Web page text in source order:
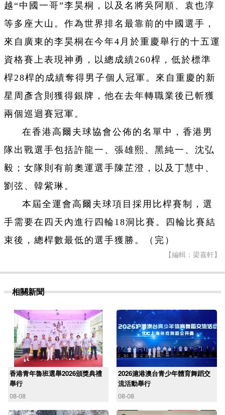
越“中國一哥”李昊桐，以及名將吳阿順、袁也淳
等多座大山。作為世界排名最靠前的中國選手，
來自廣東的李昊桐在今年4月於重慶舉行的十五運
資格賽上表現神勇，以總成績260桿，低於標準
桿28桿的成績奪得男子個人冠軍。來自重慶的新
星周彥含則獲得銀牌，他在去年轉職業後已斬獲
兩個巡迴賽冠軍。
在香港高爾夫球協會公佈的名單中，香港男
隊出戰選手包括許龍一、張雄熙、黑純一、沈弘
毅；女隊則有前奧運選手陳芷澄，以及丁慧中、
劉弦、韓紫琳。
本屆全運會高爾夫球項目採用比桿賽制，選
手需要在四天內進行四輪18洞比賽。四輪比賽結
束後，總桿數最低的選手獲勝。（完）
【編輯：梁嘉軒】
相關新聞
香港青年魯班選舉2026頒獎典禮
舉行
08-08
2026滬港澳台青少年體育舞蹈交
流活動舉行
08-08